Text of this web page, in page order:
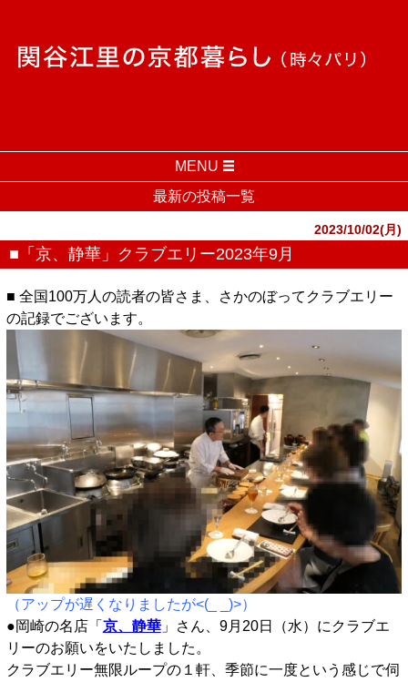
MENU
最新の投稿一覧
2023/10/02(月)
■「京、静華」クラブエリー2023年9月
■ 全国100万人の読者の皆さま、さかのぼってクラブエリー
の記録でございます。
（アップが遅くなりましたが<(_ _)>）
●岡崎の名店「 京、静華」さん、9月20日（水）にクラブエ
リーのお願いをいたしました。
クラブエリー無限ループの１軒、季節に一度という感じで伺